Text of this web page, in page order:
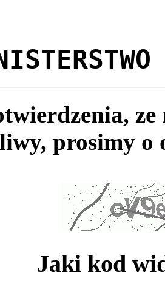
prosimy o
Jaki kod